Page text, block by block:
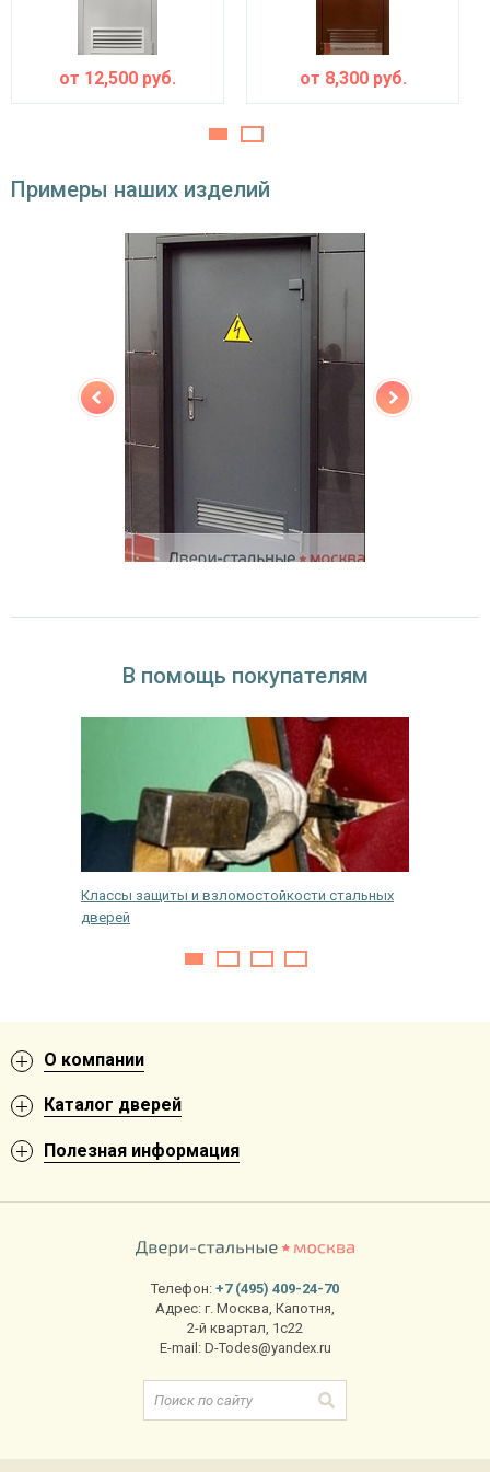
Направление
открывания
наружное / внутреннее,
левое / правое (на выбор)
от 12,500 руб. от 8,300руб.
Примеры наших изделий
В помощь покупателям
Классы защиты и взломостойкости стальных
дверей
О компании
Каталог дверей
Полезная информация
Телефон: +7 (495) 409-24-70
Адрес: г. Москва, Капотня,
2-й квартал, 1с22
E-mail: D-Todes@yandex.ru